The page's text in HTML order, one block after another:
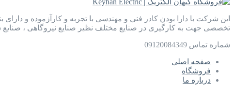
این شرکت با دارا بودن کادر فنی و مهندسی با تجربه و کارآزموده و
تخصصی جهت به کارگیری در صنایع مختلف نظیر صنایع نیروگاهی ،
شماره تماس 09120084349
صفحه اصلی
فروشگاه
درباره ما